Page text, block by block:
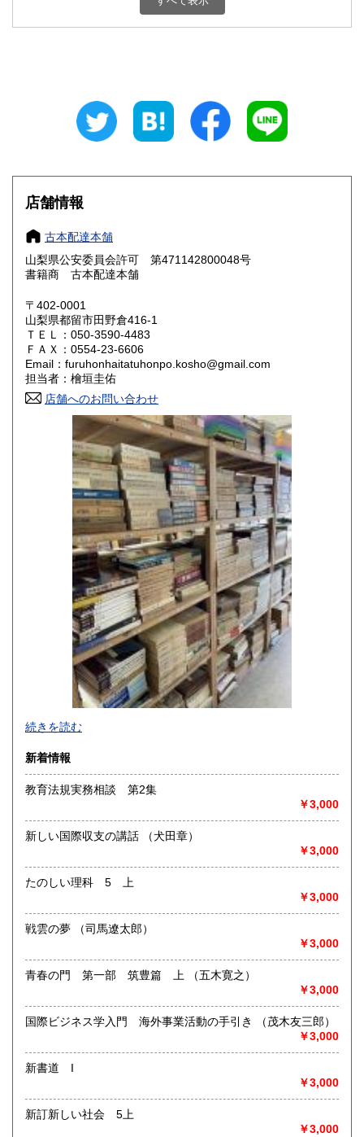
800円 三重県
大阪府
奈良県
鳥取県 800円 島根県
岡山県
山口県 800円
香川県 800円 愛媛県
高知県 800円
800円 長崎県
800円 大分県
800円 鹿児島県
1,500円
店舗情報
古本配達本舗
山梨県公安委員会許可 第471142800048号
書籍商 古本配達本舗
〒402-0001
山梨県都留市田野倉416-1
ＴＥＬ：050-3590-4483
ＦＡＸ：0554-23-6606
Email：furuhonhaitatuhonpo.kosho@gmail.com
担当者：檜垣圭佑
店舗へのお問い合わせ
-
沿線名：-
最寄駅：-
営業時間：-
定休日：-
書籍の買取について
取り扱い分野
総記、哲学宗教、歴史、社会科学、自然科学、美術工芸、国
語国文、外国文学、古典籍、近代文献、趣味、外国書、サブ
カルチャー、古書一般（その他）
続きを読む
新着情報
教育法規実務相談 第2集
￥3,000
新しい国際収支の講話 （犬田章）
￥3,000
たのしい理科 5 上
￥3,000
戦雲の夢 （司馬遼太郎）
￥3,000
青春の門 第一部 筑豊篇 上 （五木寛之）
￥3,000
国際ビジネス学入門 海外事業活動の手引き （茂木友三郎）
￥3,000
新書道 I
￥3,000
新訂新しい社会 5上
￥3,000